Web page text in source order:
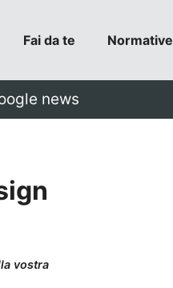
Fai da te Normative
news
vostra